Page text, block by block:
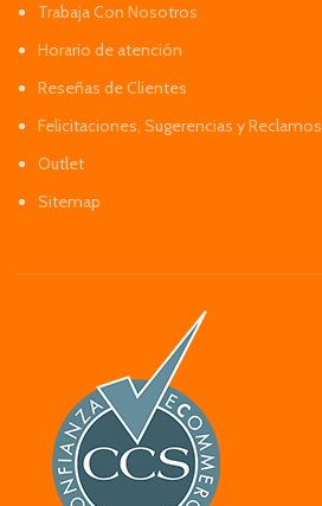
Trabaja Con Nosotros
Horario de atención
Reseñas de Clientes
Felicitaciones, Sugerencias y Reclamos
Outlet
Sitemap